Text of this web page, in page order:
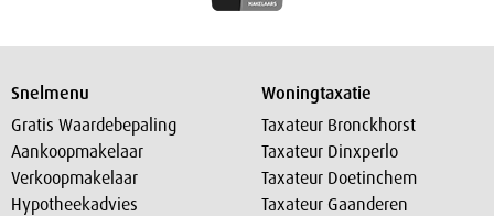
Snelmenu
Gratis Waardebepaling
Aankoopmakelaar
Verkoopmakelaar
Hypotheekadvies
Woningtaxatie
Taxateur Bronckhorst
Taxateur Dinxperlo
Taxateur Doetinchem
Taxateur Gaanderen